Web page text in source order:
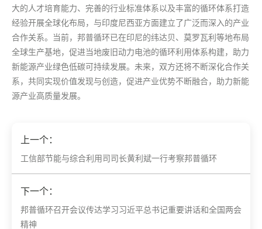
大的人才培育能力、完善的行业标准体系以及丰富的循环体系打造
经验开展全球化布局，与印度尼西亚方面建立了广泛而深入的产业
合作关系。当前，邦普循环已在印尼的纬达贝、莫罗瓦利等地布局
全球生产基地，促进当地废旧动力电池的循环利用体系构建，助力
新能源产业绿色低碳可持续发展。未来，双方还将不断深化合作关
系，共同实现价值发现与创造，促进产业优势不断融合，助力新能
源产业高质量发展。
上一个：
工信部节能与综合利用司司长黄利斌一行考察邦普循环
下一个：
邦普循环召开会议传达学习习近平总书记重要讲话和全国两会
精神